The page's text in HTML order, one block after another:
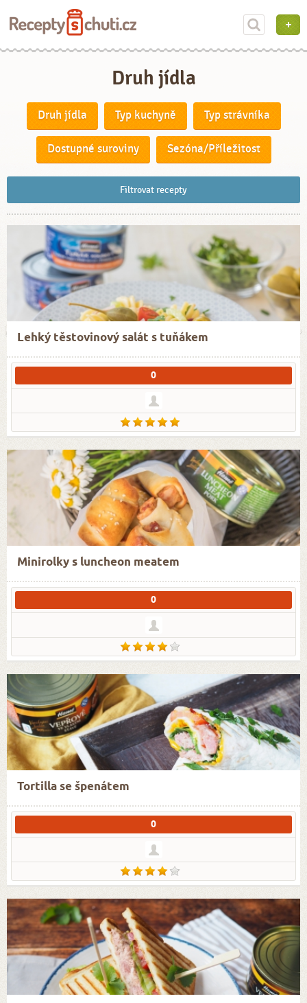
Druh jídla
Druh jídla Typ kuchyně Typ strávníka
Dostupné suroviny Sezóna/Příležitost
Filtrovat recepty
Lehký těstovinový salát s tuňákem
0
Minirolky s luncheon meatem
0
Tortilla se špenátem
0